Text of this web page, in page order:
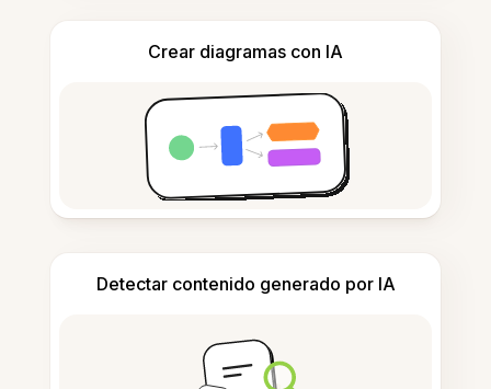
Crear diagramas con IA
Detectar contenido generado por IA